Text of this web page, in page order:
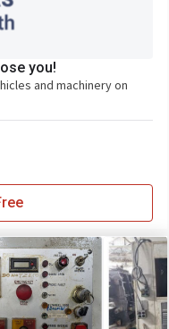
you!
and machinery on